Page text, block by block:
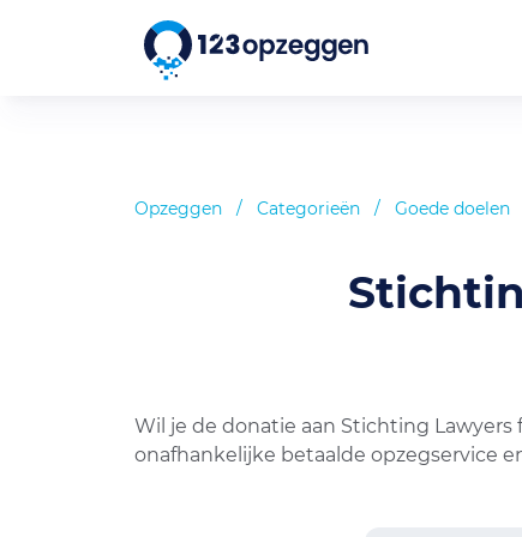
Opzeggen / Categorieën / Goede doelen
Wil je de donatie aan Stichting Lawyers
onafhankelijke betaalde opzegservice